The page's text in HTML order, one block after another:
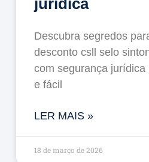
jurídica
Descubra segredos
desconto csll selo
com segurança jurídica
e fácil
LER MAIS »
18 de março de 2026